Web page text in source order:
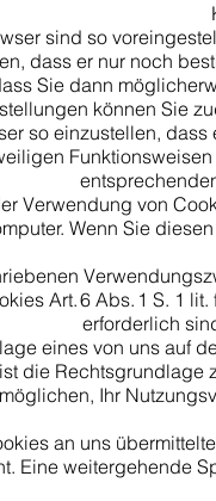
sind so
dass er nur noch
Sie dann
können Sie
so einzustellen,
Verwendung von
Wenn Sie
Art. 6 Abs. 1 S. 1
erforderlich
eines von uns auf
die Rechtsgrundlage
Ihr
an uns
Eine weitergehende